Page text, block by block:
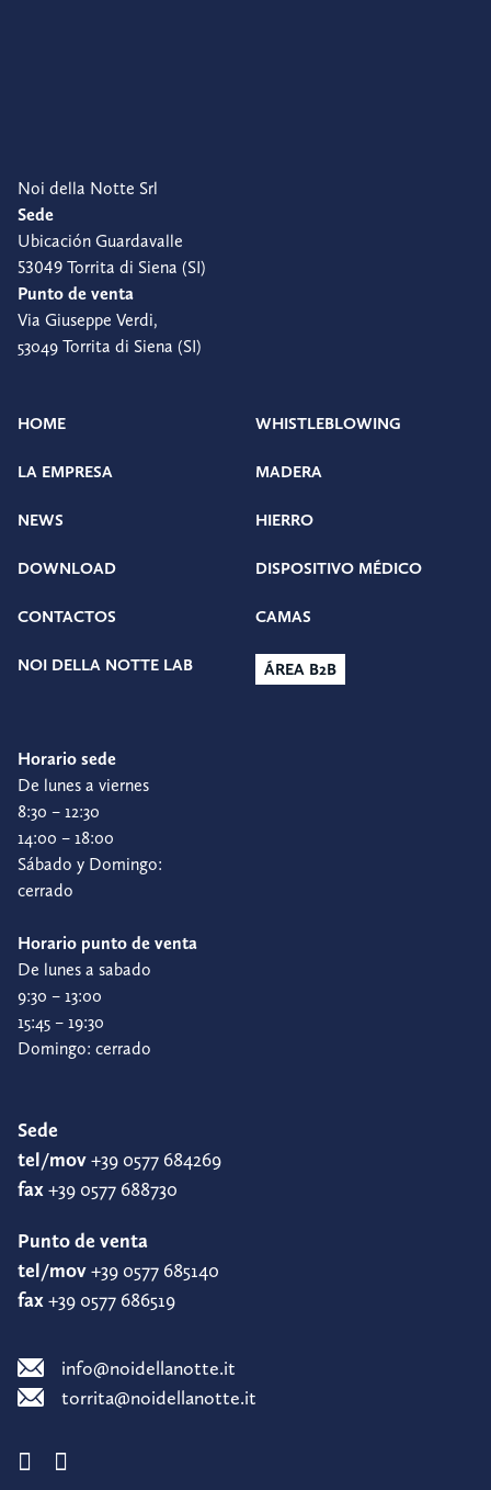
Noi della Notte Srl
Sede
Ubicación Guardavalle
53049 Torrita di Siena (SI)
Punto de venta
Via Giuseppe Verdi,
53049 Torrita di Siena (SI)
HOME
LA EMPRESA
NEWS
DOWNLOAD
CONTACTOS
NOI DELLA NOTTE LAB
WHISTLEBLOWING
MADERA
HIERRO
DISPOSITIVO MÉDICO
CAMAS
ÁREA B2B
Horario sede
De lunes a viernes
8:30 – 12:30
14:00 – 18:00
Sábado y Domingo:
cerrado
Horario punto de venta
De lunes a sabado
9:30 – 13:00
15:45 – 19:30
Domingo: cerrado
Sede
tel/mov+39 0577 684269
fax+39 0577 688730
Punto de venta
tel/mov+39 0577 685140
fax+39 0577 686519
info@noidellanotte.it
torrita@noidellanotte.it